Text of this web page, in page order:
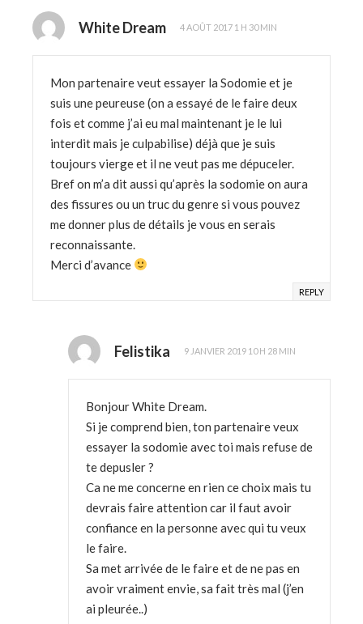
White Dream 4 AOÛT 2017 1 H 30 MIN
Mon partenaire veut essayer la Sodomie et je
suis une peureuse (on a essayé de le faire deux
fois et comme j’ai eu mal maintenant je le lui
interdit mais je culpabilise) déjà que je suis
toujours vierge et il ne veut pas me dépuceler.
Bref on m’a dit aussi qu’après la sodomie on aura
des fissures ou un truc du genre si vous pouvez
me donner plus de détails je vous en serais
reconnaissante.
Merci d’avance
REPLY
Felistika 9 JANVIER 2019 10 H 28 MIN
Bonjour White Dream.
Si je comprend bien, ton partenaire veux
essayer la sodomie avec toi mais refuse de
te depusler ?
Ca ne me concerne en rien ce choix mais tu
devrais faire attention car il faut avoir
confiance en la personne avec qui tu veux
le faire.
Sa met arrivée de le faire et de ne pas en
avoir vraiment envie, sa fait très mal (j’en
ai pleurée..)